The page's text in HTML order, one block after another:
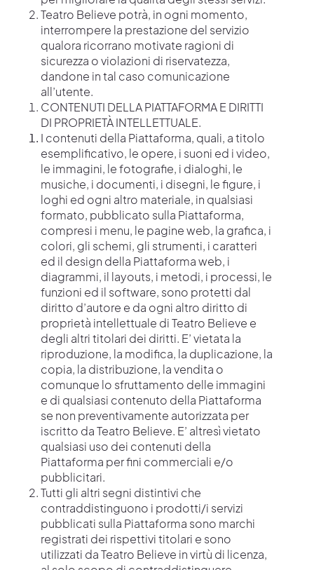
Teatro Believe potrà, in ogni momento,
interrompere la prestazione del servizio
qualora ricorrano motivate ragioni di
sicurezza o violazioni di riservatezza,
dandone in tal caso comunicazione
all’utente.
CONTENUTI DELLA PIATTAFORMA E DIRITTI
DI PROPRIETÀ INTELLETTUALE.
I contenuti della Piattaforma, quali, a titolo
esemplificativo, le opere, i suoni ed i video,
le immagini, le fotografie, i dialoghi, le
musiche, i documenti, i disegni, le figure, i
loghi ed ogni altro materiale, in qualsiasi
formato, pubblicato sulla Piattaforma,
compresi i menu, le pagine web, la grafica, i
colori, gli schemi, gli strumenti, i caratteri
ed il design della Piattaforma web, i
diagrammi, il layouts, i metodi, i processi, le
funzioni ed il software, sono protetti dal
diritto d’autore e da ogni altro diritto di
proprietà intellettuale di Teatro Believe e
degli altri titolari dei diritti. E’ vietata la
riproduzione, la modifica, la duplicazione, la
copia, la distribuzione, la vendita o
comunque lo sfruttamento delle immagini
e di qualsiasi contenuto della Piattaforma
se non preventivamente autorizzata per
iscritto da Teatro Believe. E’ altresì vietato
qualsiasi uso dei contenuti della
Piattaforma per fini commerciali e/o
pubblicitari.
Tutti gli altri segni distintivi che
contraddistinguono i prodotti/i servizi
pubblicati sulla Piattaforma sono marchi
registrati dei rispettivi titolari e sono
utilizzati da Teatro Believe in virtù di licenza,